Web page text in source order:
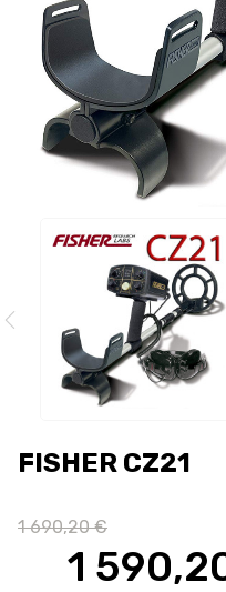
FISHER CZ21
1 690,20 €
1